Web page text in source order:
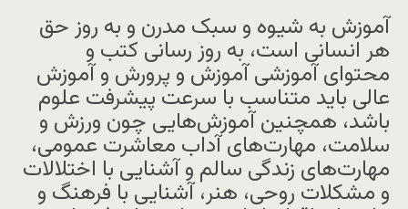
آموزش به شیوه و سبک مدرن و به روز حق
هر انسانی است، به روز رسانی کتب و
محتوای آموزشی آموزش و پرورش و آموزش
عالی باید متناسب با سرعت پیشرفت علوم
باشد، همچنین آموزش‌هایی چون ورزش و
سلامت، مهارت‌های آداب معاشرت عمومی،
مهارت‌های زندگی سالم و آشنایی با اختلالات
و مشکلات روحی، هنر، آشنایی با فرهنگ و